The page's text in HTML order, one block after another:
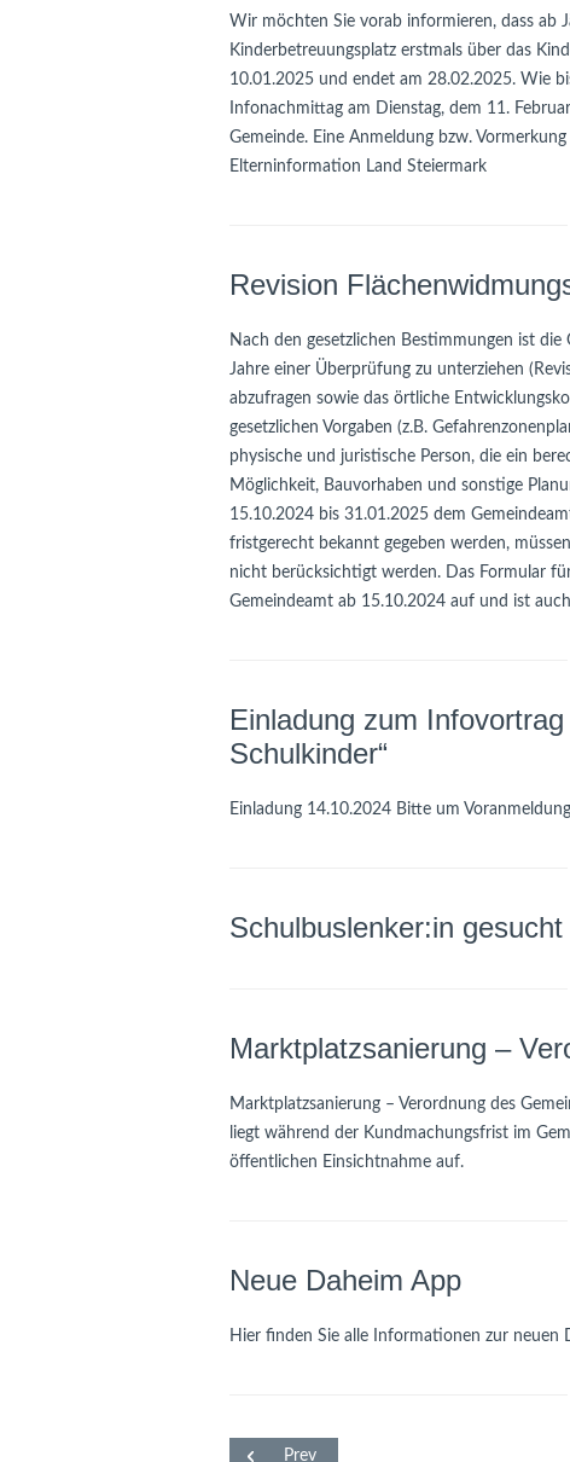
Wir möchten Sie vorab informieren, dass ab
Kinderbetreuungsplatz erstmals über das
10.01.2025 und endet am 28.02.2025. Wie
Infonachmittag am Dienstag, dem 11.
Gemeinde. Eine Anmeldung bzw.
Elterninformation Land Steiermark
Revision
Nach den gesetzlichen Bestimmungen ist
Jahre einer Überprüfung zu unterziehen
abzufragen sowie das örtliche
gesetzlichen Vorgaben (z.B.
physische und juristische Person, die ein
Möglichkeit, Bauvorhaben und sonstige
15.10.2024 bis 31.01.2025 dem
fristgerecht bekannt gegeben werden,
nicht berücksichtigt werden. Das Formular
Gemeindeamt ab 15.10.2024 auf und ist
Einladung zum
Schulkinder“
Einladung 14.10.2024 Bitte um
Schulbuslenker:in gesucht
Marktplatzsanierung –
Marktplatzsanierung – Verordnung des
liegt während der Kundmachungsfrist im
öffentlichen Einsichtnahme auf.
Neue Daheim App
Hier finden Sie alle Informationen zur neuen
Prev